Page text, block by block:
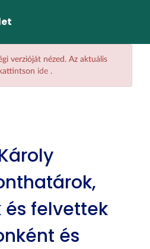
verzióját nézed. Az aktuális
ide .
és felvettek
és